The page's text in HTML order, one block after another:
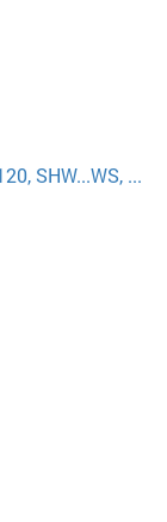
SHW...WS, ...